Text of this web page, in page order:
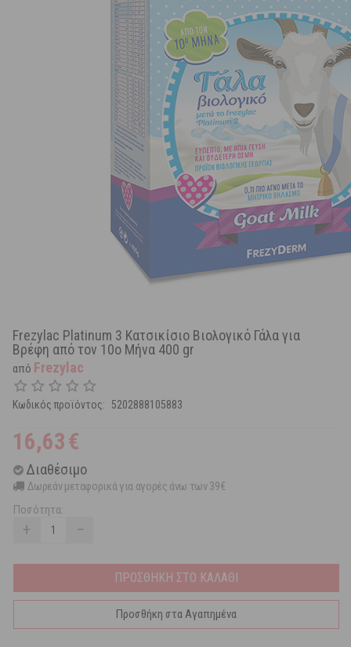
Frezylac Platinum 3 Κατσικίσιο Βιολογικό Γάλα για
Βρέφη από τον 10ο Μήνα 400 gr
από Frezylac
Κωδικός προϊόντος: 5202888105883
16,63€
Διαθέσιμο
Δωρεάν μεταφορικά για αγορές άνω των 39€
Ποσότητα:
+ −
ΠΡΟΣΘΗΚΗ ΣΤΟ ΚΑΛΑΘΙ
Προσθήκη στα Αγαπημένα